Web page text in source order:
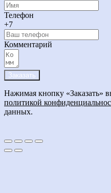
Телефон
+7
Комментарий
Заказать
Нажимая кнопку «Заказать»
политикой
данных.